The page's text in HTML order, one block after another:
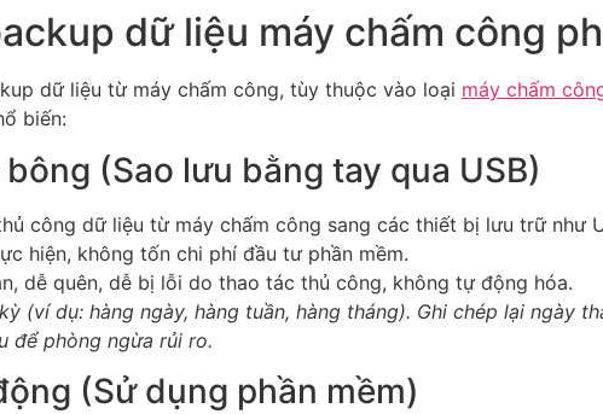
dữ liệu máy chấm công
dữ liệu từ máy chấm công, tùy thuộc vào loại máy chấm
biến:
(Sao lưu bằng tay qua USB)
công dữ liệu từ máy chấm công sang các thiết bị lưu trữ như
hiện, không tốn chi phí đầu tư phần mềm.
dễ quên, dễ bị lỗi do thao tác thủ công, không tự động hóa.
(ví dụ: hàng ngày, hàng tuần, hàng tháng). Ghi chép lại ngày
để phòng ngừa rủi ro.
(Sử dụng phần mềm)